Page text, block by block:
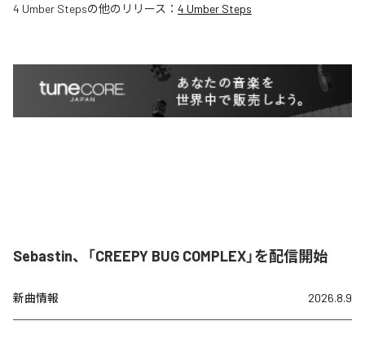
4 Umber Stepsの他のリリース： 4 Umber Steps
Sebastin、「CREEPY BUG COMPLEX」を配信開始
新曲情報 2026.8.9